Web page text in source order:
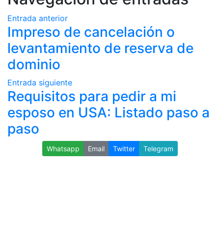
Entrada anterior
Impreso de cancelación o
levantamiento de reserva de
dominio
Entrada siguiente
Requisitos para pedir a mi
esposo en USA: Listado paso a
paso
Whatsapp Email Twitter Telegram